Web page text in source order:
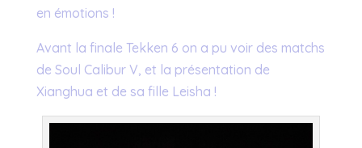
en émotions !
Avant la finale Tekken 6 on a pu voir des matchs
de Soul Calibur V, et la présentation de
Xianghua et de sa fille Leisha !